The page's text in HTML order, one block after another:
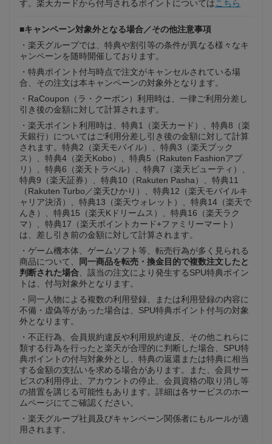
す。楽天カードから付与されるポイントについては こちら
■キャンペーン対象外となる場合／その他注意事項
・楽天グループでは、特典や割引等の条件が異なる様々なキ
ャンペーンを随時開催しております。
・特典ポイント付与時点で注文がキャンセルされている場
合、その注文は本キャンペーンの対象外となります。
・RaCoupon（ラ・クーポン）利用時は、一律ご利用分差し
引き後の金額に対して計算されます。
・楽天ポイント利用時は、特典1（楽天カード）、特典8（楽
天銀行）についてはご利用分差し引き後の金額に対して計算
されます。特典2（楽天モバイル）、特典3（楽天ブック
ス）、特典4（楽天Kobo）、特典5（Rakuten Fashionアプ
リ）、特典6（楽天トラベル）、特典7（楽天ビューティ）、
特典9（楽天証券）、特典10（Rakuten Pasha）、特典11
（Rakuten Turbo／楽天ひかり）、特典12（楽天モバイルキ
ャリア決済）、特典13（楽天ウォレット）、特典14（楽天で
んき）、特典15（楽天Kドリームス）、特典16（楽天ラク
マ）、特典17（楽天ポイントカード+ファミリーマート）
は、差し引き前の金額に対して計算されます。
・ゲーム機本体、ゲームソフト等、転売行為が多く見られる
商品について、 同一商品を転売・換金目的で複数注文したと
判断された場合 、該当の注文により発生するSPU特典ポイン
トは、付与対象外となります。
・同一人物による複数の利用登録、または利用登録の内容に
不備・虚偽等があった場合は、SPU特典ポイント付与の対象
外となります。
・不正行為、会員規約違反や利用規約違反、その他これらに
類する行為を行ったと楽天が合理的に判断した場合、SPU特
典ポイントの付与対象外とし、特典の返還または特典に相当
する金額の支払いを求める場合があります。また、会員サー
ビスの利用停止、アカウントの停止、会員資格の取り消し等
の措置を講じる可能性もあります。詳細は各サービスのホー
ムページにてご確認ください。
・楽天グループ社員及びキャンペーン関係者にもルールが適
用されます。